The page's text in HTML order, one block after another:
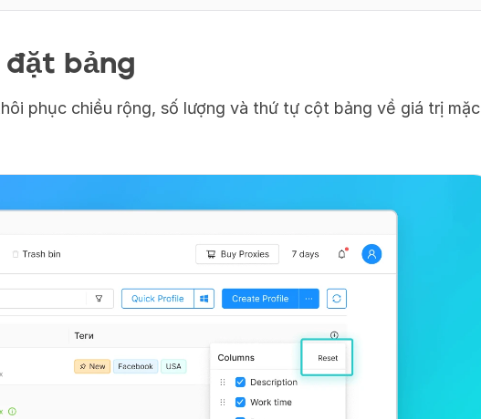
đặt bảng
phục chiều rộng, số lượng và thứ tự cột bảng về giá trị mặc